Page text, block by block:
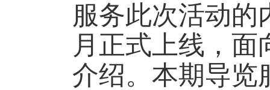
服务此次活动的
月正式上线，
介绍。本期导览